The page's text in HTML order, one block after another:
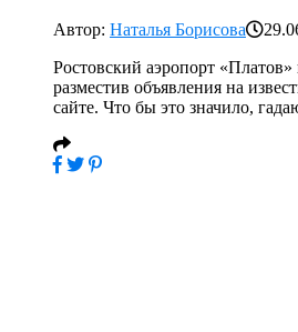
Автор: Наталья Борисова
Ростовский аэропорт «Платов»
разместив объявления на
сайте. Что бы это значило,